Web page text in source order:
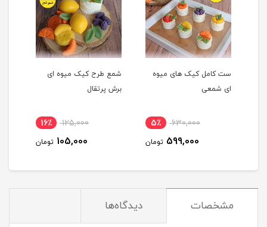
ست کامل کیک های میوه
ای شمعی
630,000 5٪
599,000 تومان
شمع طرح کیک میوه ای
برش پرتقال
125,000 16٪
105,000 تومان
مشخصات دیدگاه‌ها